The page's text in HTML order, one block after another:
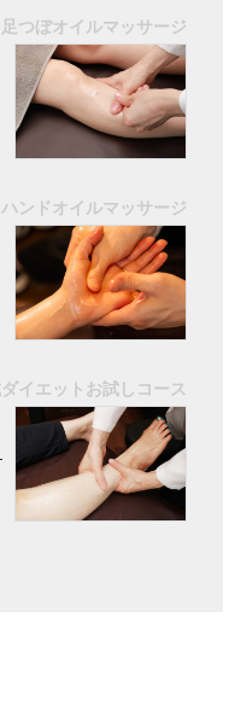
足つぼオイルマッサージ
ハンドオイルマッサージ
イエットお試しコース